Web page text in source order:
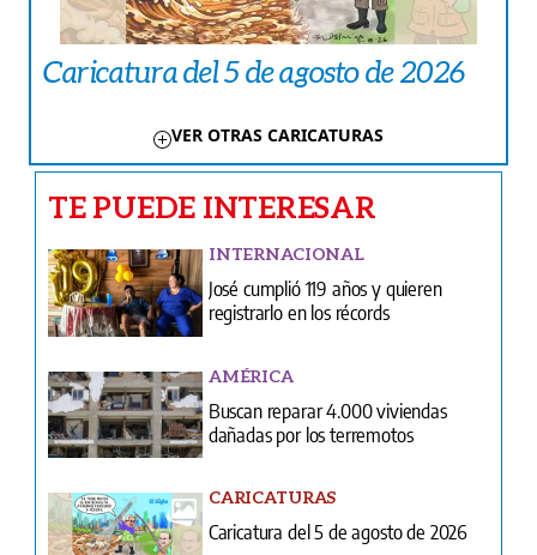
Caricatura del 5 de agosto de 2026
VER OTRAS CARICATURAS
TE PUEDE INTERESAR
INTERNACIONAL
José cumplió 119 años y quieren
registrarlo en los récords
AMÉRICA
Buscan reparar 4.000 viviendas
dañadas por los terremotos
CARICATURAS
Caricatura del 5 de agosto de 2026